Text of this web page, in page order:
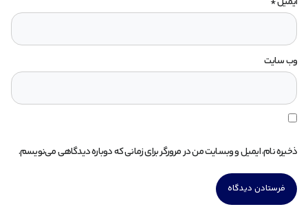
وب‌ سایت
ذخیره نام، ایمیل و وبسایت من در مرورگر برای زمانی که دوباره دیدگاهی می‌نویسم.